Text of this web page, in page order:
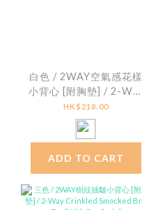
白色 / 2WAY空氣感花樣
小背心 [附胸墊] / 2-Way
Floral Textured
Padded Cami Top
HK$218.00
ADD TO CART